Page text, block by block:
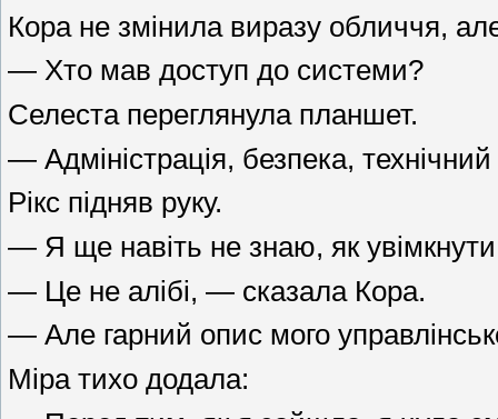
Кора не змінила виразу обличчя,
— Хто мав доступ до системи?
Селеста переглянула планшет.
— Адміністрація, безпека, технічний
Рікс підняв руку.
— Я ще навіть не знаю, як
— Це не алібі, — сказала Кора.
— Але гарний опис мого
Міра тихо додала: